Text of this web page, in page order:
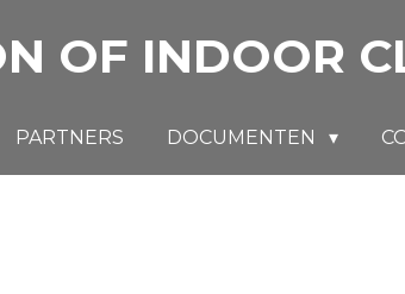
OF INDOOR
PARTNERS DOCUMENTEN